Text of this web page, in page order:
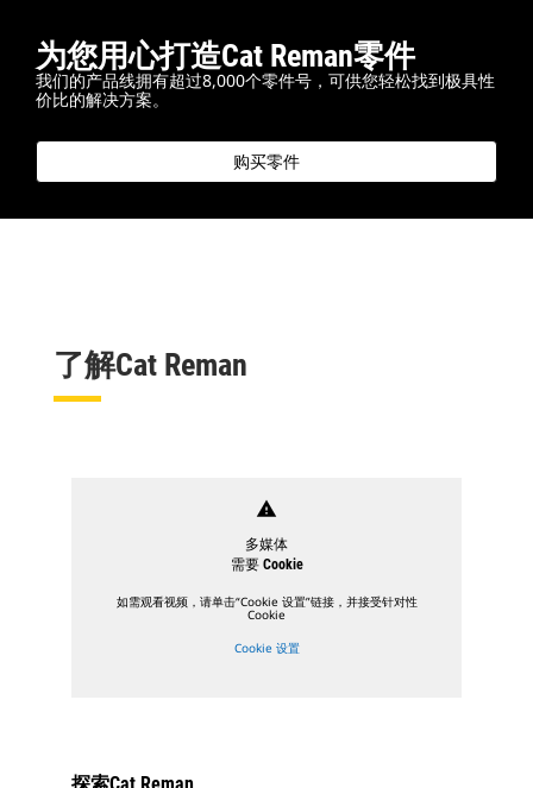
为您用心打造Cat Reman零件
我们的产品线拥有超过8,000个零件号，可供您轻松找到极具性
价比的解决方案。
购买零件
了解Cat Reman
warning
多媒体
需要 Cookie
如需观看视频，请单击“Cookie 设置”链接，并接受针对性
Cookie
Cookie 设置